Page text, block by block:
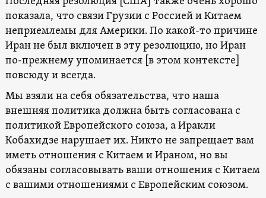
показала, что связи Грузии с Россией и Китаем
неприемлемы для Америки. По какой-то причине
Иран не был включен в эту резолюцию, но Иран
по-прежнему упоминается [в этом контексте]
повсюду и всегда.
Мы взяли на себя обязательства, что наша
внешняя политика должна быть согласована с
политикой Европейского союза, а Иракли
Кобахидзе нарушает их. Никто не запрещает вам
иметь отношения с Китаем и Ираном, но вы
обязаны согласовывать ваши отношения с Китаем
с вашими отношениями с Европейским союзом.